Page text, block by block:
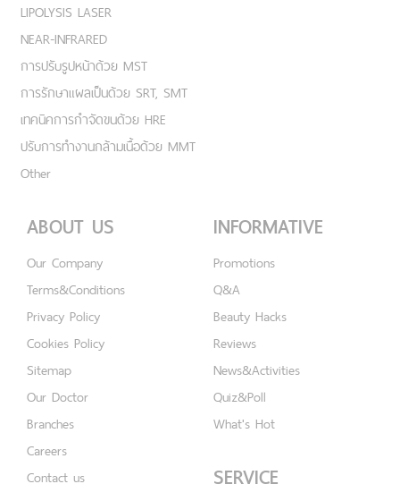
LIPOLYSIS LASER
NEAR-INFRARED
การปรับรูปหน้าด้วย MST
การรักษาแผลเป็นด้วย SRT, SMT
เทคนิคการกำจัดขนด้วย HRE
ปรับการทำงานกล้ามเนื้อด้วย MMT
Other
ABOUT US
Our Company
Terms&Conditions
Privacy Policy
Cookies Policy
Sitemap
Our Doctor
Branches
Careers
Contact us
INFORMATIVE
Promotions
Q&A
Beauty Hacks
Reviews
News&Activities
Quiz&Poll
What's Hot
SERVICE